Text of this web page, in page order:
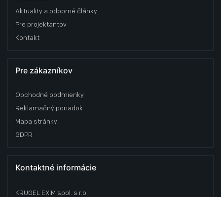
Aktuality a odborné články
Pre projektantov
Kontakt
Pre zákazníkov
Obchodné podmienky
Reklamačný poriadok
Mapa stránky
GDPR
Kontaktné informácie
KRUGEL EXIM spol. s r.o.